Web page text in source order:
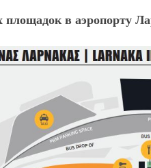
в аэропорту